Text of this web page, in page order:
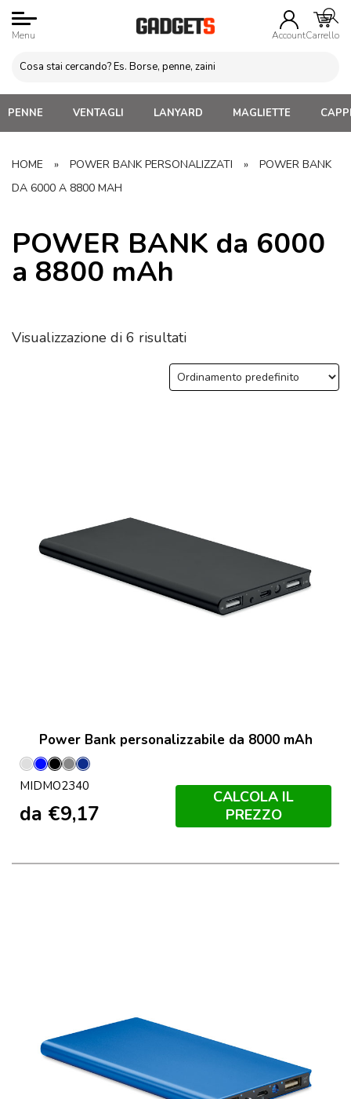
Menu AccountCarrello
PENNE VENTAGLI LANYARD MAGLIETTE
HOME » POWER BANK PERSONALIZZATI »
POWER BANK
DA 6000 A 8800 MAH
POWER BANK da 6000
a 8800 mAh
Visualizzazione di 6 risultati
Power Bank personalizzabile da 8000 mAh
Argento
Opaco
Blu
Royal
NeroTitanio
Francese
Navy
MIDMO2340
da €9,17
CALCOLA IL
PREZZO